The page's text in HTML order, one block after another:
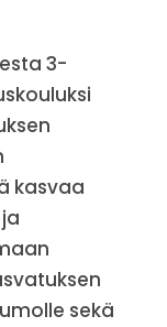
3-
kasvaa
sekä